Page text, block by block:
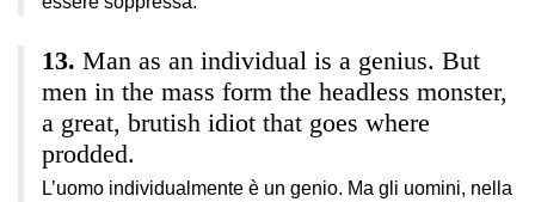
Man as an individual is a genius. But
men in the mass form the headless monster,
a great, brutish idiot that goes where
prodded.
L’uomo individualmente è un genio. Ma gli uomini, nella